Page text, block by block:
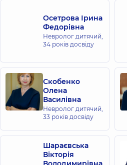
40, м. Київ
Медичний
Центр
«Добробут»
для всієї
родини в ЖК
Новопечерські
Липки
вул. Андрія
Верхогляда,
16-А, м. Київ
Медичний
Центр
Осетрова Ірина
Федорівна
Невролог дитячий,
34 років досвіду
Скобенко
Олена
Василівна
Невролог дитячий,
33 років досвіду
Шараєвська
Вікторія